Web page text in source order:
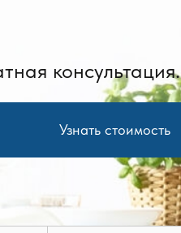
консультация.
Узнать стоимость